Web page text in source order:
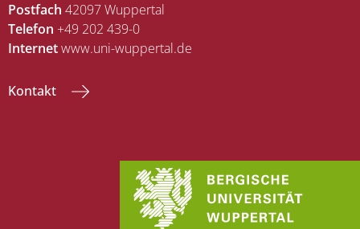
Postfach 42097 Wuppertal
Telefon +49 202 439-0
Internetwww.uni-wuppertal.de
Kontakt